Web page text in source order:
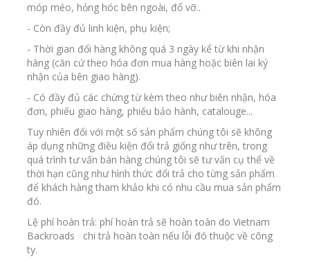
móp méo, hỏng hóc bên ngoài, đổ vỡ..
- Còn đầy đủ linh kiện, phụ kiện;
- Thời gian đổi hàng không quá 3 ngày kể từ khi nhận
hàng (căn cứ theo hóa đơn mua hàng hoặc biên lai ký
nhận của bên giao hàng).
- Có đầy đủ các chứng từ kèm theo như biên nhận, hóa
đơn, phiếu giao hàng, phiếu bảo hành, catalouge...
Tuy nhiên đối với một số sản phẩm chúng tôi sẽ không
áp dụng những điều kiện đổi trả giống như trên, trong
quá trình tư vấn bán hàng chúng tôi sẽ tư vấn cụ thể về
thời hạn cũng như hình thức đổi trả cho từng sản phẩm
để khách hàng tham khảo khi có nhu cầu mua sản phẩm
đó.
Lệ phí hoàn trả: phí hoàn trả sẽ hoàn toàn do Vietnam
Backroads chi trả hoàn toàn nếu lỗi đó thuộc về công
ty.